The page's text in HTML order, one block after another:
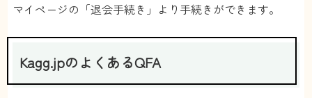
マイページの「退会手続き」より手続きができます。
Kagg.jpのよくあるQFA